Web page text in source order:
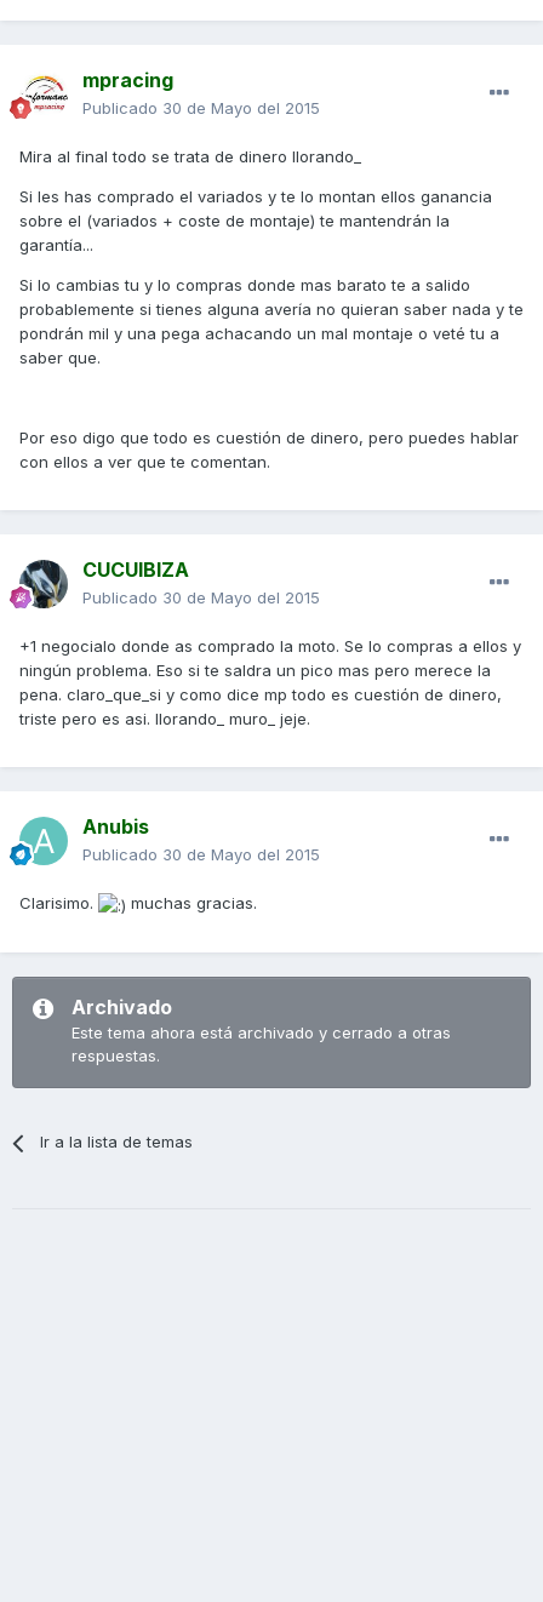
mpracing
Publicado 30 de Mayo del 2015
Mira al final todo se trata de dinero llorando_
Si les has comprado el variados y te lo montan ellos ganancia
sobre el (variados + coste de montaje) te mantendrán la
garantía...
Si lo cambias tu y lo compras donde mas barato te a salido
probablemente si tienes alguna avería no quieran saber nada y te
pondrán mil y una pega achacando un mal montaje o veté tu a
saber que.
Por eso digo que todo es cuestión de dinero, pero puedes hablar
con ellos a ver que te comentan.
CUCUIBIZA
Publicado 30 de Mayo del 2015
+1 negocialo donde as comprado la moto. Se lo compras a ellos y
ningún problema. Eso si te saldra un pico mas pero merece la
pena. claro_que_si y como dice mp todo es cuestión de dinero,
triste pero es asi. llorando_ muro_ jeje.
Anubis
Publicado 30 de Mayo del 2015
Clarisimo. muchas gracias.
Archivado
Este tema ahora está archivado y cerrado a otras
respuestas.
Ir a la lista de temas